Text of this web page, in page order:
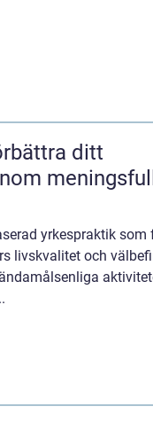
ditt
yrkespraktik som
livskvalitet och